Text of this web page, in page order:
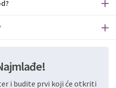
i budite prvi koji će otkriti